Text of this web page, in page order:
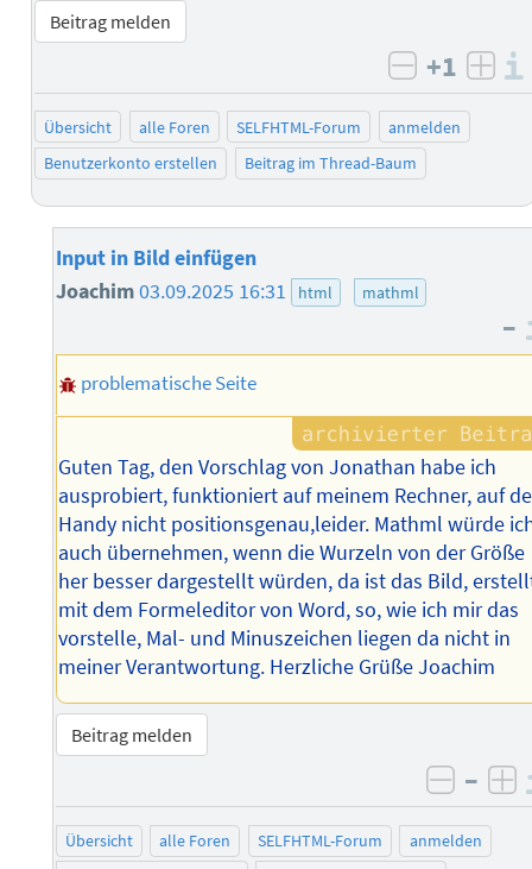
Beitrag melden
negativ
+1
Übersicht alle Foren SELFHTML-Forum
anmelden
Benutzerkonto erstellen
Beitrag im Thread-Baum
Input in Bild einfügen
Joachim03.09.2025 16:31 html mathml
–
problematische Seite
Guten Tag, den Vorschlag von Jonathan habe ich
ausprobiert, funktioniert auf meinem Rechner, auf
Handy nicht positionsgenau,leider. Mathml würde
auch übernehmen, wenn die Wurzeln von der Größe
her besser dargestellt würden, da ist das Bild,
mit dem Formeleditor von Word, so, wie ich mir das
vorstelle, Mal- und Minuszeichen liegen da nicht in
meiner Verantwortung. Herzliche Grüße Joachim
Beitrag melden
–
Übersicht alle Foren SELFHTML-Forum
anmelden